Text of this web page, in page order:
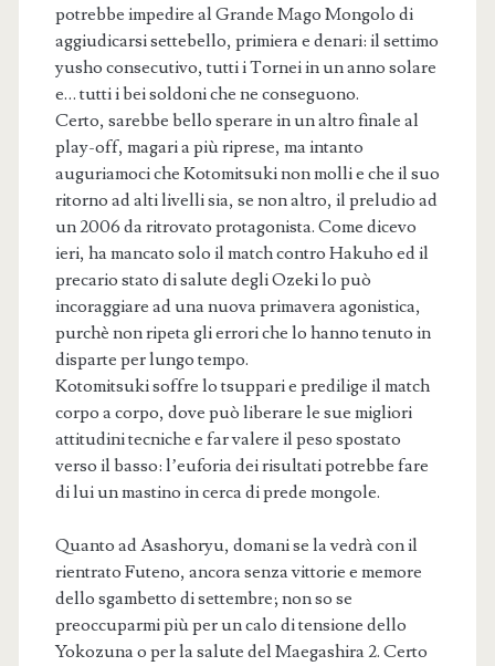
potrebbe impedire al Grande Mago Mongolo di
aggiudicarsi settebello, primiera e denari: il settimo
yusho consecutivo, tutti i Tornei in un anno solare
e… tutti i bei soldoni che ne conseguono.
Certo, sarebbe bello sperare in un altro finale al
play-off, magari a più riprese, ma intanto
auguriamoci che Kotomitsuki non molli e che il suo
ritorno ad alti livelli sia, se non altro, il preludio ad
un 2006 da ritrovato protagonista. Come dicevo
ieri, ha mancato solo il match contro Hakuho ed il
precario stato di salute degli Ozeki lo può
incoraggiare ad una nuova primavera agonistica,
purchè non ripeta gli errori che lo hanno tenuto in
disparte per lungo tempo.
Kotomitsuki soffre lo tsuppari e predilige il match
corpo a corpo, dove può liberare le sue migliori
attitudini tecniche e far valere il peso spostato
verso il basso: l’euforia dei risultati potrebbe fare
di lui un mastino in cerca di prede mongole.
Quanto ad Asashoryu, domani se la vedrà con il
rientrato Futeno, ancora senza vittorie e memore
dello sgambetto di settembre; non so se
preoccuparmi più per un calo di tensione dello
Yokozuna o per la salute del Maegashira 2. Certo